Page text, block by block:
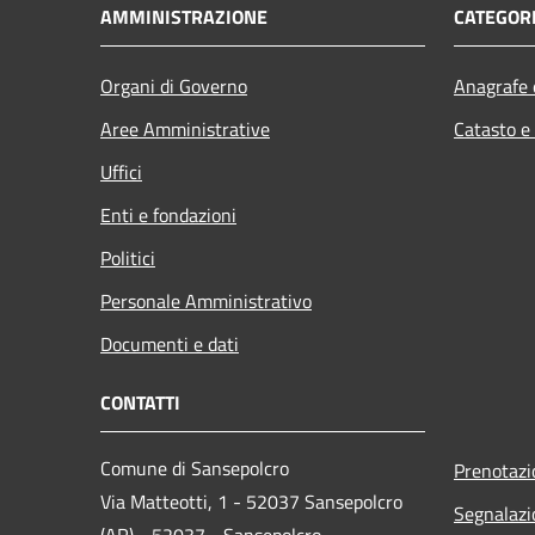
AMMINISTRAZIONE
Organi di Governo
Aree Amministrative
Uffici
Enti e fondazioni
Politici
Personale Amministrativo
Documenti e dati
Catasto
CONTATTI
Comune di Sansepolcro
Via Matteotti, 1 - 52037 Sansepolcro